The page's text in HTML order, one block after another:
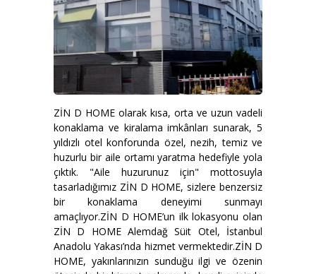
ZİN D HOME olarak kısa, orta ve uzun vadeli
konaklama ve kiralama imkânları sunarak, 5
yıldızlı otel konforunda özel, nezih, temiz ve
huzurlu bir aile ortamı yaratma hedefiyle yola
çıktık. "Aile huzurunuz için" mottosuyla
tasarladığımız ZİN D HOME, sizlere benzersiz
bir konaklama deneyimi sunmayı
amaçlıyor.ZİN D HOME’un ilk lokasyonu olan
ZİN D HOME Alemdağ Süit Otel, İstanbul
Anadolu Yakası’nda hizmet vermektedir.ZİN D
HOME, yakınlarınızın sunduğu ilgi ve özenin